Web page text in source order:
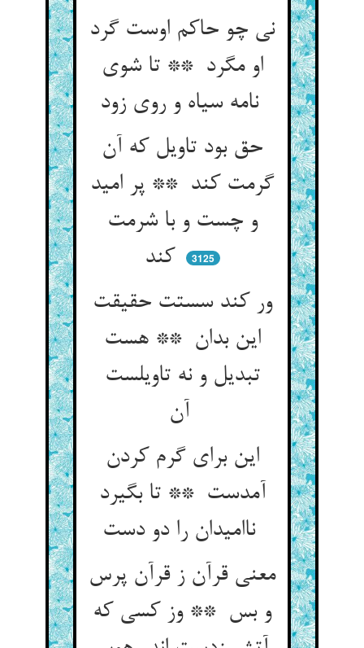
نی چو حاکم اوست گرد
او مگرد ** تا شوی
نامه سیاه و روی زود
حق بود تاویل که آن
گرمت کند ** پر امید
و چست و با شرمت
کند
3125
ور کند سستت حقیقت
این بدان ** هست
تبدیل و نه تاویلست
این برای گرم کردن
آمدست ** تا بگیرد
ناامیدان را دو دست
معنی قرآن ز قرآن پرس
و بس ** وز کسی که